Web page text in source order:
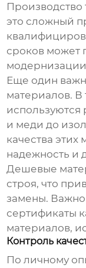
Производство
это сложный
сроков может
модернизации
Еще один
материалов. В
используются
и меди до
качества
надежность и
Дешевые
строя, что
замены.
сертификаты
материалов,
Контроль
По личному